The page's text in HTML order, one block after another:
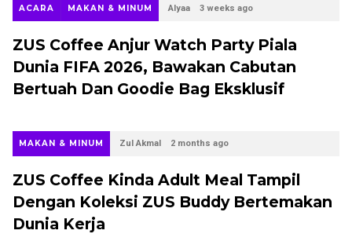
ACARA MAKAN & MINUM Alyaa 3 weeks ago
ZUS Coffee Anjur Watch Party Piala
Dunia FIFA 2026, Bawakan Cabutan
Bertuah Dan Goodie Bag Eksklusif
MAKAN & MINUM Zul Akmal 2 months ago
ZUS Coffee Kinda Adult Meal Tampil
Dengan Koleksi ZUS Buddy Bertemakan
Dunia Kerja